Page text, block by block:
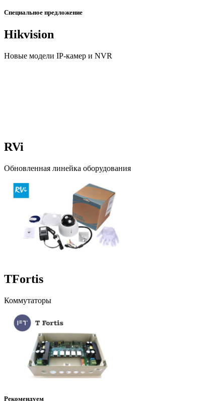
Специальное предложение
Hikvision
Новые модели IP-камер и NVR
RVi
Обновленная линейка оборудования
TFortis
Коммутаторы
Рекомендуем